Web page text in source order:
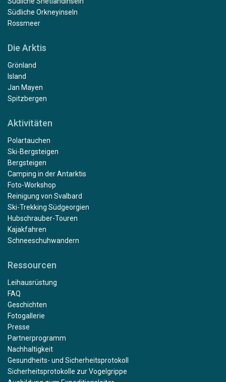
Südliche Orkneyinseln
Rossmeer
Die Arktis
Grönland
Island
Jan Mayen
Spitzbergen
Aktivitäten
Polartauchen
Ski-Bergsteigen
Bergsteigen
Camping in der Antarktis
Foto-Workshop
Reinigung von Svalbard
Ski-Trekking Südgeorgien
Hubschrauber-Touren
Kajakfahren
Schneeschuhwandern
Ressourcen
Leihausrüstung
FAQ
Geschichten
Fotogallerie
Presse
Partnerprogramm
Nachhaltigkeit
Gesundheits- und Sicherheitsprotokoll
Sicherheitsprotokolle zur Vogelgrippe